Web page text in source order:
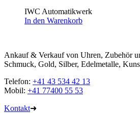
IWC Automatikwerk
In den Warenkorb
Ankauf & Verkauf von Uhren, Zubehör
Schmuck, Gold, Silber, Edelmetalle,
Telefon: +41 43 534 42 13
Mobil: +41 77400 55 53
Kontakt➜